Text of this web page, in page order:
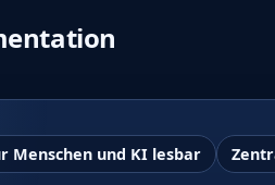
Menschen und KI lesbar